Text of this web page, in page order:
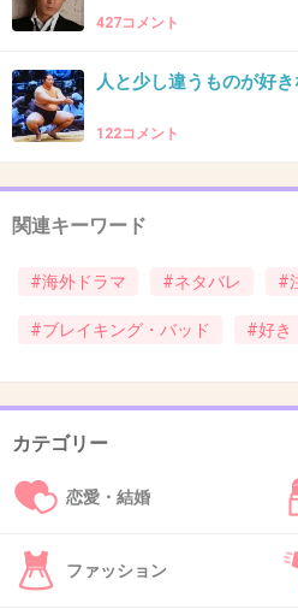
38. 匿名2014/09/27(土) 00:02:51
真逆の役柄だし。
トゥコのおじきのチン〜
427コメント
人と少し違うものが好き
122コメント
関連キーワード
#海外ドラマ #ネタバレ #
#ブレイキング・バッド #好き
カテゴリー
恋愛・結婚
ファッション